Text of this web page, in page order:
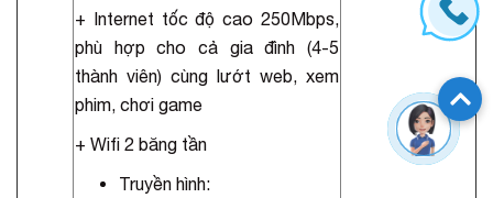
+ Internet tốc độ cao 250Mbps,
phù hợp cho cả gia đình (4-5
thành viên) cùng lướt web, xem
phim, chơi game
+ Wifi 2 băng tần
Truyền hình: